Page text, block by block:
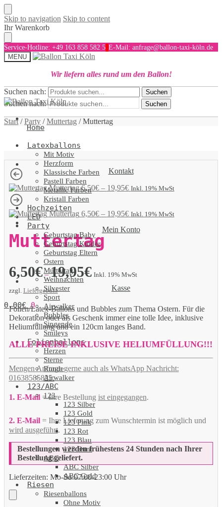
Skip to navigation Skip to content
Ihr Warenkorb
Service-Hotline: +49 163 858 582 5 E-Mail: anfrage@ballon-taxi-köln.de
MENU
Wir liefern alles rund um den Ballon!
Suchen nach: Suchen
Kontakt
Mein Konto
Kasse
0,00€ 0
Suchen nach: Suchen
Home
Latexballons
Mit Motiv
Herzform
Klassische Farben
Pastell Farben
Metallic Farben
Kristall Farben
Hochzeiten
LED
Party
Geburtstag Baby
Geburtstag Kinder
Geburtstag Eltern
Ostern
Muttertag
Weihnachten
Silvester
Sport
Airwalker
Bubbles
Singende
Smileys
Folienballons
Herzen
Sterne
Runde
Airwalker
123/ABC
123
123 Silber
123 Gold
123 Pink
123 Rot
123 Blau
123 Bunt
ABC
ABC Silber
ABC Gold
Riesen
Riesenballons
Ohne Motiv
Start /Party /Muttertag /Muttertag
Muttertag 6,50€– 19,95€ Inkl. 19% MwSt
Muttertag 6,50€– 19,95€ Inkl. 19% MwSt
Muttertag
6,50€–19,95€ Inkl. 19% MwSt
zzgl. Liefergebühr
Folien/Latex-Ballons und Bubbles zum Thema Ostern. Für die
Dekoration oder als Geschenk immer eine tolle Idee, inklusive
Heliumfüllung und ein 120cm langes Band.
ALLE PREISE INKLUSIVE HELIUMFÜLLUNG!!!
Mengen Anfrage gerne auch als WhatsApp Nachricht:
01638585825.
1. E-Mail= Ihre Bestellung ist eingegangen.
2. E-Mail= Ihre Lieferung zum Wunschtermin ist möglich und
wird ausgeführt.
Bestellungen werden frühestens 24 Stunden nach Ihrer
Bestellung geliefert.
Lieferzeiten: Mo-So 07:00-23:00 Uhr